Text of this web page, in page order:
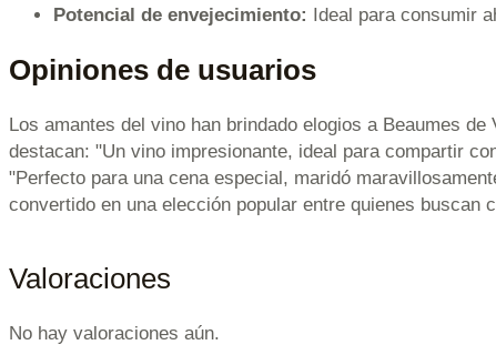
Potencial de envejecimiento: Ideal para consumir
Opiniones de usuarios
Los amantes del vino han brindado elogios a Beaumes
destacan: "Un vino impresionante, ideal para compartir
"Perfecto para una cena especial, maridó
convertido en una elección popular entre quienes buscan
Valoraciones
No hay valoraciones aún.